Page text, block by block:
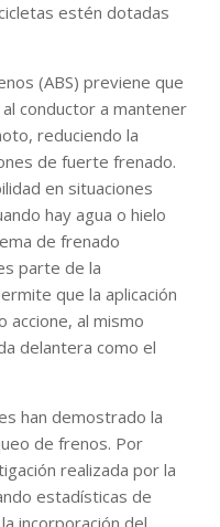
estén dotadas
(ABS) previene que
conductor a mantener
reduciendo la
de fuerte frenado.
en situaciones
hay agua o hielo
de frenado
parte de la
que la aplicación
accione, al mismo
delantera como el
han demostrado la
de frenos. Por
realizada por la
estadísticas de